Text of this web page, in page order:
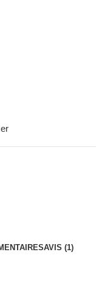
AVIS (1)